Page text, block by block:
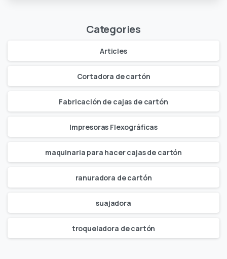
Categories
Articles
Cortadora de cartón
Fabricación de cajas de cartón
Impresoras Flexográficas
maquinaria para hacer cajas de cartón
ranuradora de cartón
suajadora
troqueladora de cartón